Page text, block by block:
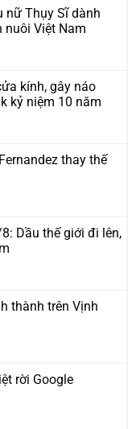
nữ Thụy Sĩ dành
nuôi Việt Nam
kính, gây náo
kỷ niệm 10 năm
thay thế
Dầu thế giới đi lên,
thành trên Vịnh
rời Google